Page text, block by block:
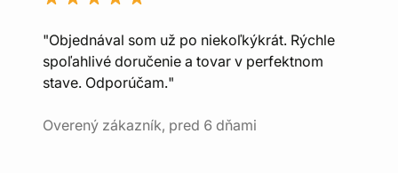
"Objednával som už po niekoľkýkrát. Rýchle
spoľahlivé doručenie a tovar v perfektnom
stave. Odporúčam."
Overený zákazník, pred 6 dňami